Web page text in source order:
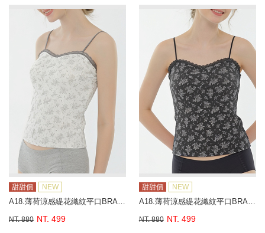
甜甜價 NEW
A18.薄荷涼感緹花織紋平口BRA背心
NT. 880 NT. 499
甜甜價 NEW
A18.薄荷涼感緹花織紋平口BRA背心
NT. 880 NT. 499